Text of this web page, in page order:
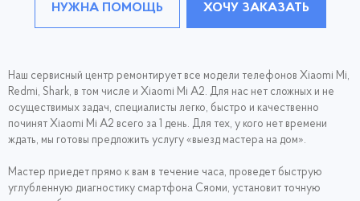
НУЖНА ПОМОЩЬ ХОЧУ ЗАКАЗАТЬ
Наш сервисный центр ремонтирует все модели телефонов Xiaomi Mi,
Redmi, Shark, в том числе и Xiaomi Mi A2. Для нас нет сложных и не
осуществимых задач, специалисты легко, быстро и качественно
починят Xiaomi Mi A2 всего за 1 день. Для тех, у кого нет времени
ждать, мы готовы предложить услугу «выезд мастера на дом».
Мастер приедет прямо к вам в течение часа, проведет быструю
углубленную диагностику смартфона Сяоми, установит точную